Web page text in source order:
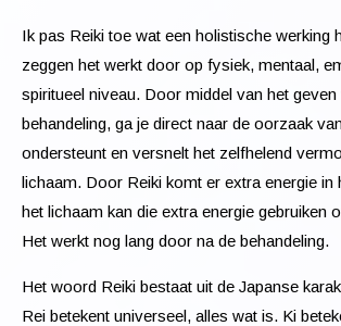
Ik pas Reiki toe wat een holistische werking
zeggen het werkt door op fysiek, mentaal,
spiritueel niveau. Door middel van het geven
behandeling, ga je direct naar de oorzaak
ondersteunt en versnelt het zelfhelend
lichaam. Door Reiki komt er extra energie in
het lichaam kan die extra energie gebruiken
Het werkt nog lang door na de behandeling.
Het woord Reiki bestaat uit de Japanse
Rei betekent universeel, alles wat is. Ki